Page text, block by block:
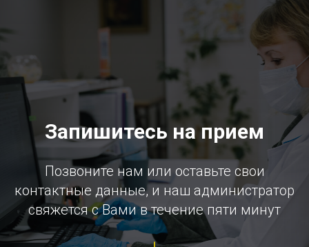
Запишитесь на прием
Позвоните нам или оставьте свои
контактные данные, и наш администратор
свяжется с Вами в течение пяти минут